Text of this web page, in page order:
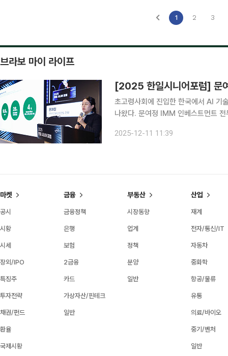
1 2 3
브라보 마이 라이프
초고령사회에 진입한 한국에서 AI 기
나왔다. 문여정 IMM 인베스트먼트
났으며, AI는 이 구조적 문제를 해결
2025-12-11 11:39
마켓
공시
시황
시세
장외/IPO
특징주
투자전략
채권/펀드
환율
국제시황
금융
금융정책
은행
보험
2금융
카드
가상자산/핀테크
일반
부동산
시장동향
업계
정책
분양
일반
산업
재계
전자/통신/IT
자동차
중화학
항공/물류
유통
의료/바이오
중기/벤처
일반